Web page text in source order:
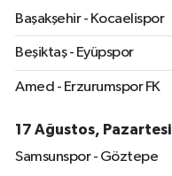
Başakşehir - Kocaelispor
Beşiktaş - Eyüpspor
Amed - Erzurumspor FK
17 Ağustos, Pazartesi
Samsunspor - Göztepe